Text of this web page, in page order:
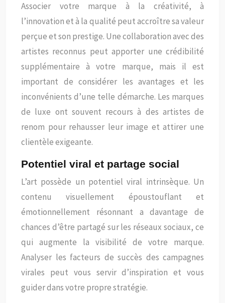
Associer votre marque à la créativité, à
l’innovation et à la qualité peut accroître sa valeur
perçue et son prestige. Une collaboration avec des
artistes reconnus peut apporter une crédibilité
supplémentaire à votre marque, mais il est
important de considérer les avantages et les
inconvénients d’une telle démarche. Les marques
de luxe ont souvent recours à des artistes de
renom pour rehausser leur image et attirer une
clientèle exigeante.
Potentiel viral et partage social
L’art possède un potentiel viral intrinsèque. Un
contenu visuellement époustouflant et
émotionnellement résonnant a davantage de
chances d’être partagé sur les réseaux sociaux, ce
qui augmente la visibilité de votre marque.
Analyser les facteurs de succès des campagnes
virales peut vous servir d’inspiration et vous
guider dans votre propre stratégie.